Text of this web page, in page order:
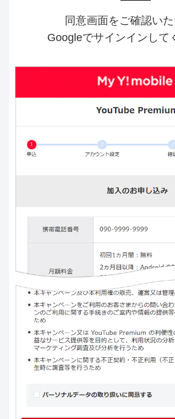
同意画面をご確認いた
Googleでサインインして